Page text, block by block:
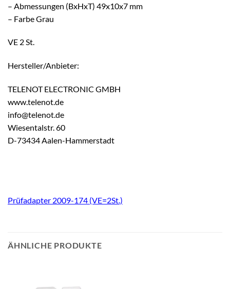
– Abmessungen (BxHxT) 49x10x7 mm
– Farbe Grau
VE 2 St.
Hersteller/Anbieter:
TELENOT ELECTRONIC GMBH
www.telenot.de
info@telenot.de
Wiesentalstr. 60
D-73434 Aalen-Hammerstadt
Prüfadapter 2009-174 (VE=2St.)
ÄHNLICHE PRODUKTE